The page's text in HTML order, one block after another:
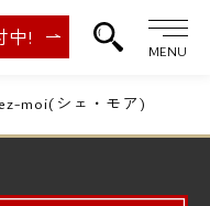
中!
MENU
moi(シェ・モア)